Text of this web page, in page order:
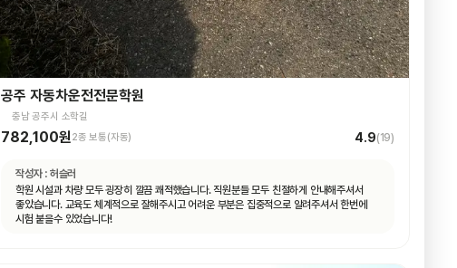
공주 자동차운전전문학원
충남 공주시 소학길
782,100원2종 보통(자동) 4.9(19)
작성자 : 허슬러
학원 시설과 차량 모두 굉장히 깔끔 쾌적했습니다. 직원분들 모두 친절하게 안내해주셔서
좋았습니다. 교육도 체계적으로 잘해주시고 어려운 부분은 집중적으로 알려주셔서 한번에
시험 붙을수 있었습니다!